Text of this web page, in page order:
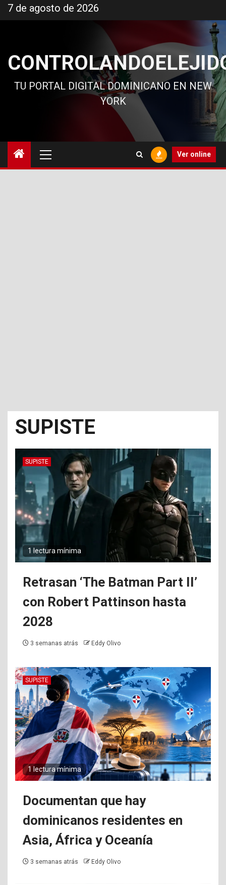
al
7 de agosto de 2026
TU PORTAL DIGITAL DOMINICANO EN NEW
YORK
principal
Ver online
SUPISTE
SUPISTE
1 lectura mínima
Retrasan ‘The Batman Part II’
con Robert Pattinson hasta
2028
3 semanas atrás Eddy Olivo
SUPISTE
1 lectura mínima
Documentan que hay
dominicanos residentes en
Asia, África y Oceanía
3 semanas atrás Eddy Olivo